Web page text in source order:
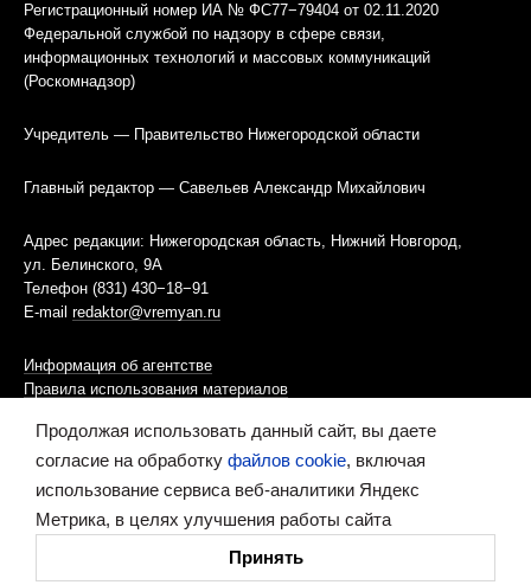
Регистрационный номер ИА № ФС77−79404 от 02.11.2020
Федеральной службой по надзору в сфере связи,
информационных технологий и массовых коммуникаций
(Роскомнадзор)
Учредитель — Правительство Нижегородской области
Главный редактор — Савельев Александр Михайлович
Адрес редакции: Нижегородская область, Нижний Новгород,
ул. Белинского, 9А
Телефон (831) 430−18−91
E-mail redaktor@vremyan.ru
Информация об агентстве
Правила использования материалов
Информационная политика использования «cookies»-файлов
Ресурс содержит материалы 16+
Продолжая использовать данный сайт, вы даете
согласие на обработку файлов cookie, включая
использование сервиса веб-аналитики Яндекс
Метрика, в целях улучшения работы сайта
Принять